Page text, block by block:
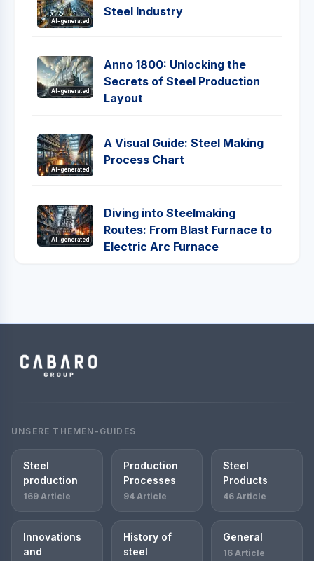
AI-generated
Steel Industry
AI-generated
Anno 1800: Unlocking the
Secrets of Steel Production
Layout
AI-generated
A Visual Guide: Steel Making
Process Chart
AI-generated
Diving into Steelmaking
Routes: From Blast Furnace to
Electric Arc Furnace
UNSERE THEMEN-GUIDES
Steel
production
169 Article
Production
Processes
94 Article
Steel
Products
46 Article
Innovations
and
History of
steel
General
16 Article